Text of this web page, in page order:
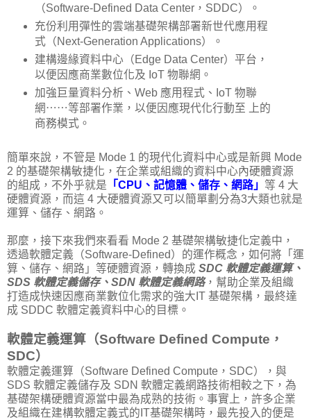
（Software-Defined Data Center，SDDC）。
充份利用彈性的雲端基礎架構部署新世代應用程
式（Next-Generation Applications）。
建構邊緣資料中心（Edge Data Center）平台，
以便因應商業數位化及 IoT 物聯網。
加強巨量資料分析、Web 應用程式、IoT 物聯
網⋯⋯等部署作業，以便因應現代化行動至 上的
商務模式。
簡單來說，不管是 Mode 1 的現代化資料中心或是新興 Mode
2 的基礎架構敏捷化，在企業或組織的資料中心內硬體資源
的組成，不外乎就是 「CPU、記憶體、儲存、網路」 等 4 大
硬體資源，而這 4 大硬體資源又可以簡單劃分為3大類也就是
運算、儲存、網路。
那麼，接下來我們來看看 Mode 2 基礎架構敏捷化定義中，
透過軟體定義（Software-Defined）的運作概念，如何將「運
算、儲存、網路」等硬體資源，轉換成 SDC 軟體定義運算、
SDS 軟體定義儲存、SDN 軟體定義網路，幫助企業及組織
打造成快速因應商業數位化需求的強大IT 基礎架構，最終達
成 SDDC 軟體定義資料中心的目標。
軟體定義運算（Software Defined Compute，
SDC）
軟體定義運算（Software Defined Compute，SDC），與
SDS 軟體定義儲存及 SDN 軟體定義網路技術相較之下，為
基礎架構硬體資源當中最為成熟的技術。事實上，許多企業
及組織在建構軟體定義式的IT基礎架構時，最先投入的便是